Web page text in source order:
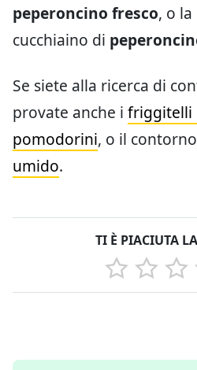
peperoncino fresco, o
cucchiaino di
Se siete alla ricerca di
provate anche i friggitelli
pomodorini, o il
umido.
TI È PIACIUTA